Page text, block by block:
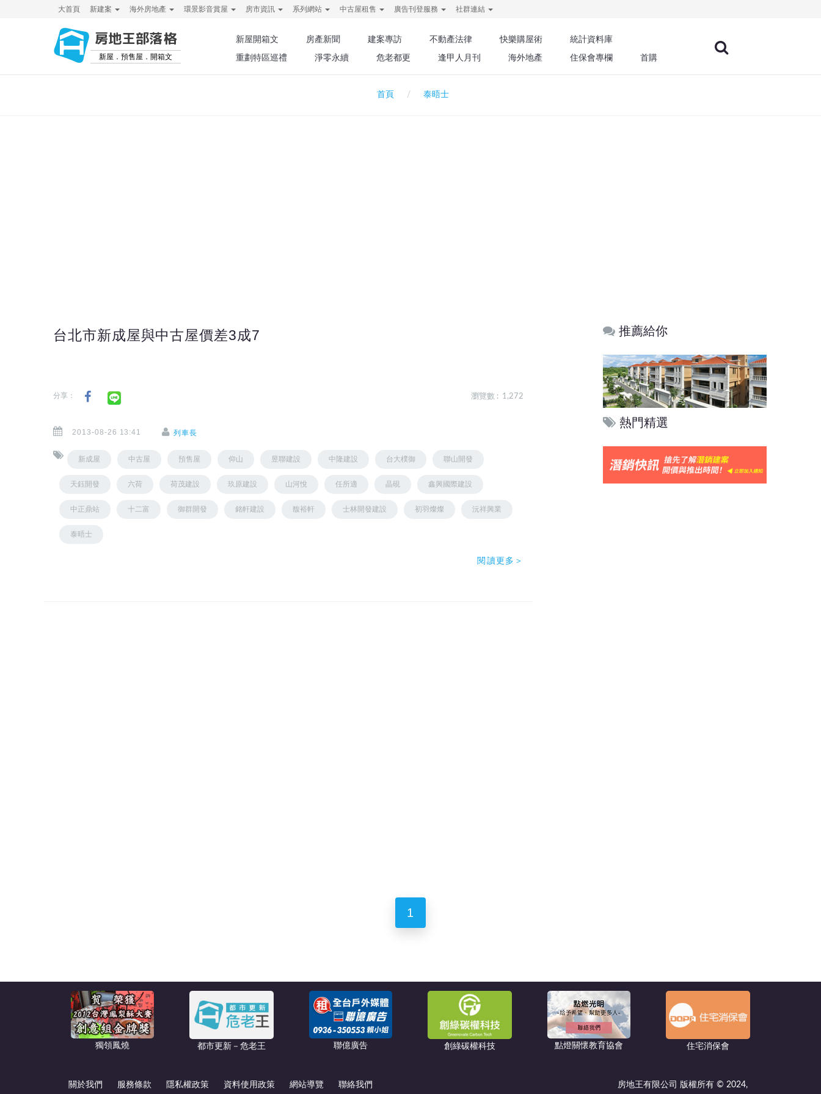
大首頁 新建案 海外房地產 環景影音賞屋 房市資訊 系列網站 中古屋租售 廣告刊登服務 社群連結
房地王部落格
新屋．預售屋．開箱文
新屋開箱文 房產新聞 建案專訪 不動產法律 快樂購屋術
統計資料庫
重劃特區巡禮
淨零永續 危老都更 逢甲人月刊 海外地產 住保會專欄 首購
首頁 泰晤士
台北市新成屋與中古屋價差3成7
分享： 瀏覽數 : 1,272
2013-08-26 13:41 列車長
新成屋 中古屋 預售屋 仰山 昱聯建設 中隆建設 台大樸御 聯山開發
天鈺開發 六荷 荷茂建設 玖原建設 山河悅 任所適 晶硯 鑫興國際建設
中正鼎站 十二富 御群開發 銘軒建設 馥裕軒 士林開發建設 初羽燦燦 沅祥興業
泰晤士
閱讀更多＞
推薦給你
熱門精選
1
獨領鳳燒 都市更新－危老王 聯億廣告 創綠碳權科技 點燈關懷教育協會 住宅消保會
關於我們 服務條款 隱私權政策 資料使用政策 網站導覽 聯絡我們 房地王有限公司 版權所有 © 2024,